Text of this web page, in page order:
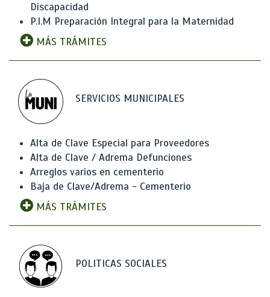
Discapacidad
P.I.M Preparación Integral para la Maternidad
MÁS TRÁMITES
SERVICIOS MUNICIPALES
Alta de Clave Especial para Proveedores
Alta de Clave / Adrema Defunciones
Arreglos varios en cementerio
Baja de Clave/Adrema - Cementerio
MÁS TRÁMITES
POLITICAS SOCIALES